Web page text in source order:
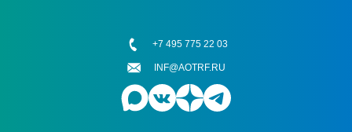
+7 495 775 22 03
INF@AOTRF.RU